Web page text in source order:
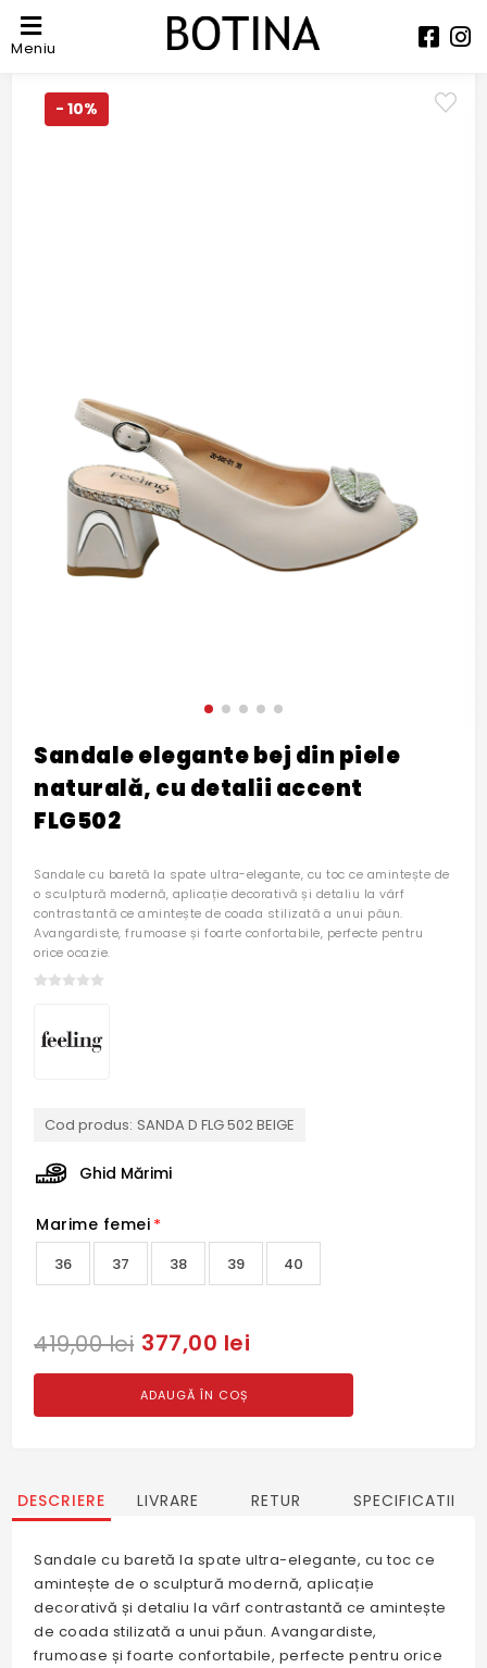
Meniu
- 10%
Sandale elegante bej din piele
naturală, cu detalii accent
FLG502
Sandale cu baretă la spate ultra-elegante, cu toc ce amintește de
o sculptură modernă, aplicație decorativă și detaliu la vârf
contrastantă ce amintește de coada stilizată a unui păun.
Avangardiste, frumoase și foarte confortabile, perfecte pentru
orice ocazie.
Cod produs: SANDA D FLG 502 BEIGE
Ghid Mărimi
Marime femei *
36 37 38 39 40
419,00 lei 377,00 lei
ADAUGĂ ÎN COȘ
DESCRIERE LIVRARE RETUR SPECIFICATII
Sandale cu baretă la spate ultra-elegante, cu toc ce
amintește de o sculptură modernă, aplicație
decorativă și detaliu la vârf contrastantă ce amintește
de coada stilizată a unui păun. Avangardiste,
frumoase și foarte confortabile, perfecte pentru orice